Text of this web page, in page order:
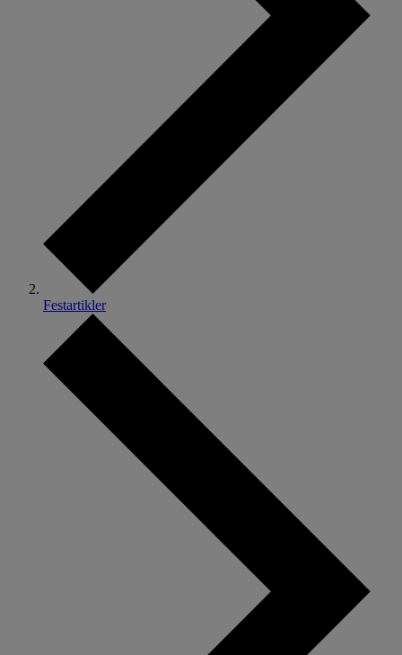
Festartikler